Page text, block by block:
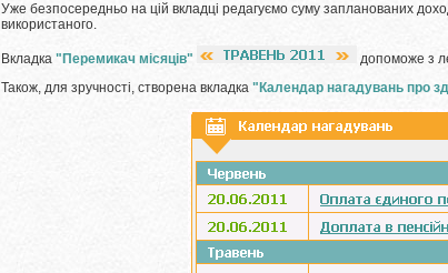
Уже безпосередньо на цій вкладці редагуємо суму запланованих
використаного.
Вкладка "Перемикач місяців"
допоможе з
Також, для зручності, створена вкладка "Календар нагадувань про